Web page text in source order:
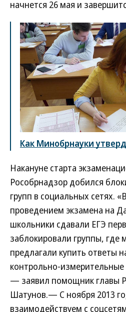
начнется 26 мая и
Как Минобрнауки
Накануне старта
Рособрнадзор добился
групп в социальных сетях.
проведением экзамена на
школьники сдавали ЕГЭ
заблокировали группы, где
предлагали купить ответы
контрольно-
— заявил помощник главы
Шатунов.— С ноября 2013
взаимодействуем с